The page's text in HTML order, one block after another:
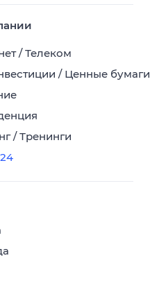
/ Телеком
/ Ценные бумаги
/ Тренинги